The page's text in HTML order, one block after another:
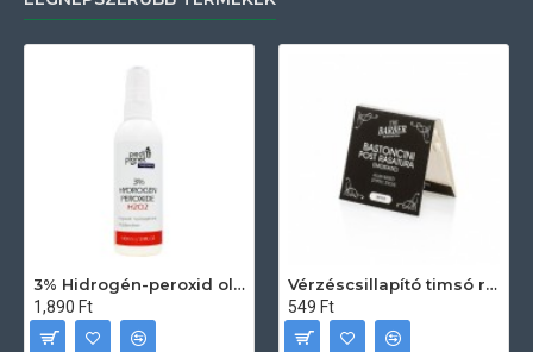
3% Hidrogén-peroxid oldat (sebfertőtlenítő) 100ml
1,890 Ft
Vérzéscsillapító timsó rúd 20db
549 Ft